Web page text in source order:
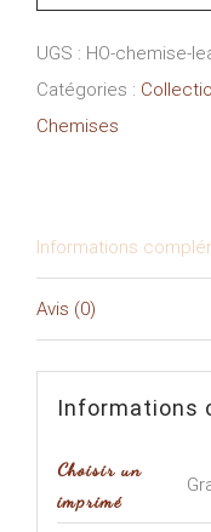
HOD
UGS : HO-chemise-
Catégories :
Chemises
Informations
Avis (0)
Informations
Choisir un
imprimé